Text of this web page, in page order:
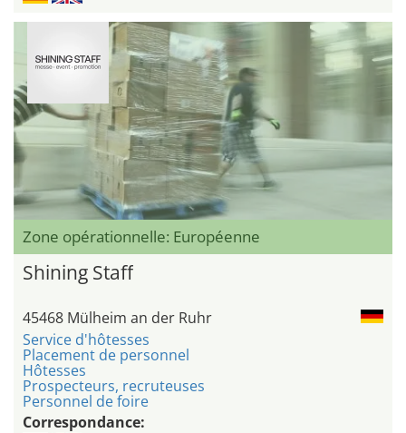
Zone opérationnelle: Européenne
Shining Staff
45468 Mülheim an der Ruhr
Service d'hôtesses
Placement de personnel
Hôtesses
Prospecteurs, recruteuses
Personnel de foire
Correspondance: